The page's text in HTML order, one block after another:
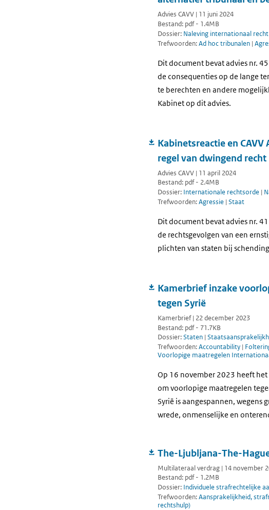
Advies CAVV | 11 juni 2024
Bestand: pdf - 1.4MB
Dossier: Naleving internationaal recht
Trefwoorden:Ad hoc tribunalen |
Dit document bevat advies nr.
de consequenties op de lange
te berechten en andere
Kabinet op dit advies.
Kabinetsreactie en
regel van dwingend recht
Advies CAVV | 11 april 2024
Bestand: pdf - 2.4MB
Dossier: Internationale rechtsorde |
Trefwoorden:Agressie | Staat
Dit document bevat advies nr.
de rechtsgevolgen van een
plichten van staten bij
Kamerbrief inzake
tegen Syrië
Kamerbrief | 22 december 2023
Bestand: pdf - 71.7KB
Dossier:Staten |
Trefwoorden:Accountability |
Voorlopige maatregelen
Op 16 november 2023 heeft
om voorlopige maatregelen
Syrië is aangespannen, wegens
wrede, onmenselijke en
The-Ljubljana-The-
Multilateraal verdrag | 14 november
Bestand: pdf - 1.2MB
Dossier: Individuele strafrechtelijke
Trefwoorden:Aansprakelijkheid,
rechtshulp)